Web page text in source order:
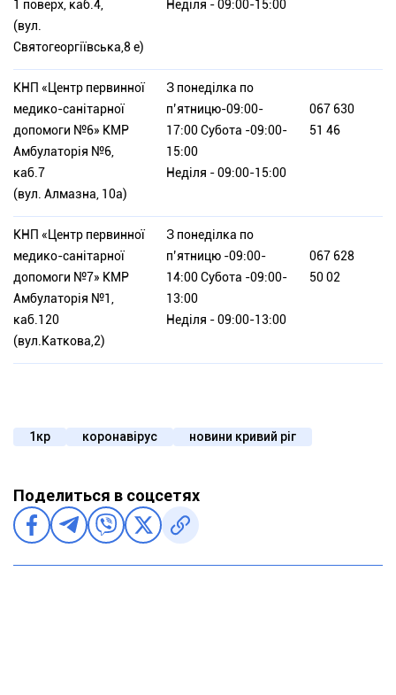
1 поверх, каб.4,
(вул.
Святогеоргіївська,8 е)
Неділя - 09:00-15:00
КНП «Центр первинної
медико-санітарної
допомоги №6» КМР
Амбулаторія №6,
каб.7
(вул. Алмазна, 10а)
З понеділка по
п’ятницю-09:00-
17:00 Субота -09:00-
15:00
Неділя - 09:00-15:00
067 630
51 46
КНП «Центр первинної
медико-санітарної
допомоги №7» КМР
Амбулаторія №1,
каб.120
(вул.Каткова,2)
З понеділка по
п’ятницю -09:00-
14:00 Субота -09:00-
13:00
Неділя - 09:00-13:00
067 628
50 02
1кр коронавірус новини кривий ріг
Поделиться в соцсетях